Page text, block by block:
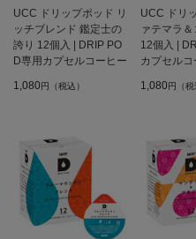
UCC ドリップポッド リ
ッチブレンド 鑑定士の
誇り 12個入 | DRIP PO
D専用カプセルコーヒー
1,080円（税込）
UCC ドリ
ァテマラ
12個入 |
カプセルコ
1,080円（税